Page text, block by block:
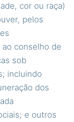
cor ou raça)
pelos
conselho de
sob
incluindo
dos
e outros